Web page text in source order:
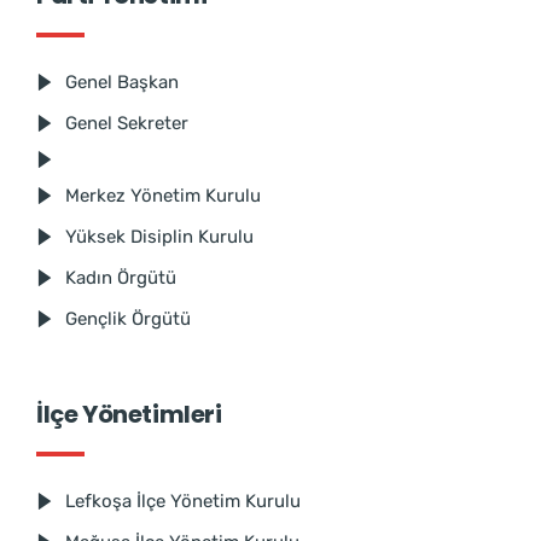
Genel Başkan
Genel Sekreter
Merkez Yönetim Kurulu
Yüksek Disiplin Kurulu
Kadın Örgütü
Gençlik Örgütü
İlçe Yönetimleri
Lefkoşa İlçe Yönetim Kurulu